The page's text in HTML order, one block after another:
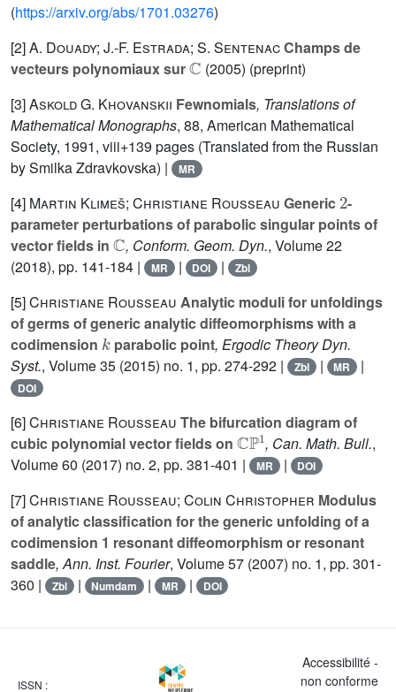
(https://arxiv.org/abs/1701.03276)
[2]A. Douady; J.-F. Estrada; S. SentenacChamps de
vecteurs polynomiaux sur
ℂ
(2005) (preprint)
[3]Askold G. Khovanskii Fewnomials, Translations of
Mathematical Monographs, 88, American Mathematical
Society, 1991, viii+139 pages (Translated from the Russian
by Smilka Zdravkovska) |
MR
[4] Martin Klimeš; Christiane Rousseau Generic -
parameter perturbations of parabolic singular points of
vector fields in
ℂ
, Conform. Geom. Dyn., Volume 22
(2018), pp. 141-184 |
MR | DOI | Zbl
[5]Christiane Rousseau Analytic moduli for unfoldings
of germs of generic analytic diffeomorphisms with a
codimension
k
parabolic point, Ergodic Theory Dyn.
Syst., Volume 35 (2015) no. 1, pp. 274-292 | Zbl | MR |
DOI
[6]Christiane Rousseau The bifurcation diagram of
cubic polynomial vector fields on
ℂℙ1
, Can. Math. Bull.,
Volume 60 (2017) no. 2, pp. 381-401 | MR | DOI
[7]Christiane Rousseau; Colin Christopher Modulus
of analytic classification for the generic unfolding of a
codimension 1 resonant diffeomorphism or resonant
saddle, Ann. Inst. Fourier, Volume 57 (2007) no. 1, pp. 301-
360 |
Zbl | Numdam | MR | DOI
ISSN :
Accessibilité -
non conforme